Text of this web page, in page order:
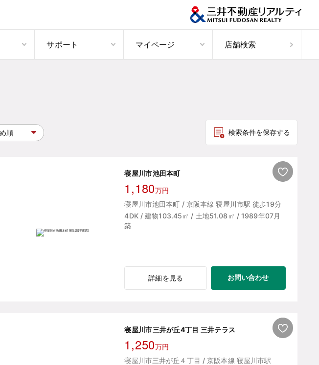
サポート マイページ 店舗検索
検索条件を保存する
寝屋川市池田本町
1,180万円
寝屋川市池田本町 / 京阪本線 寝屋川市駅 徒歩19分
4DK / 建物103.45㎡ / 土地51.08㎡ / 1989年07月
築
詳細を見る お問い合わせ
寝屋川市三井が丘4丁目 三井テラス
1,250万円
寝屋川市三井が丘４丁目 / 京阪本線 寝屋川市駅